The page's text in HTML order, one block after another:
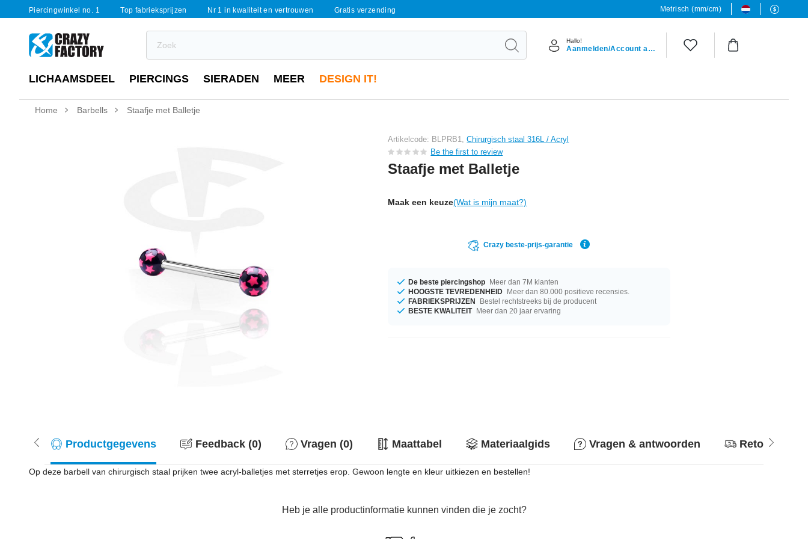
Piercingwinkel no. 1 Top fabrieksprijzen Nr 1 in kwaliteit en vertrouwen Gratis verzending Metrisch (mm/cm)
Hallo!
Aanmelden/Account aanmaken
LICHAAMSDEEL PIERCINGS SIERADEN MEER DESIGN IT!
Home Barbells Staafje met Balletje
Artikelcode: BLPRB1,Chirurgisch staal 316L / Acryl
Be the first to review
Staafje met Balletje
Maak een keuze(Wat is mijn maat?)
Crazy beste-prijs-garantie
De beste piercingshop Meer dan 7M klanten
HOOGSTE TEVREDENHEID Meer dan 80.000 positieve recensies.
FABRIEKSPRIJZEN
Bestel rechtstreeks bij de producent
BESTE KWALITEIT Meer dan 20 jaar ervaring
Productgegevens Feedback (0) Vragen (0) Maattabel Materiaalgids Vragen & antwoorden Retourbeleid
Op deze barbell van chirurgisch staal prijken twee acryl-balletjes met sterretjes erop. Gewoon lengte en kleur uitkiezen en bestellen!
Heb je alle productinformatie kunnen vinden die je zocht?